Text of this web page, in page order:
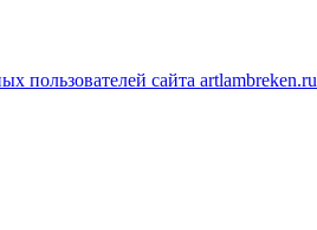
пользователей сайта artlambreken.ru